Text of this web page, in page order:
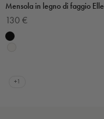
Mensola in legno di faggio Elle
Prezzo scontato
130 €
Colore
Nero
+1